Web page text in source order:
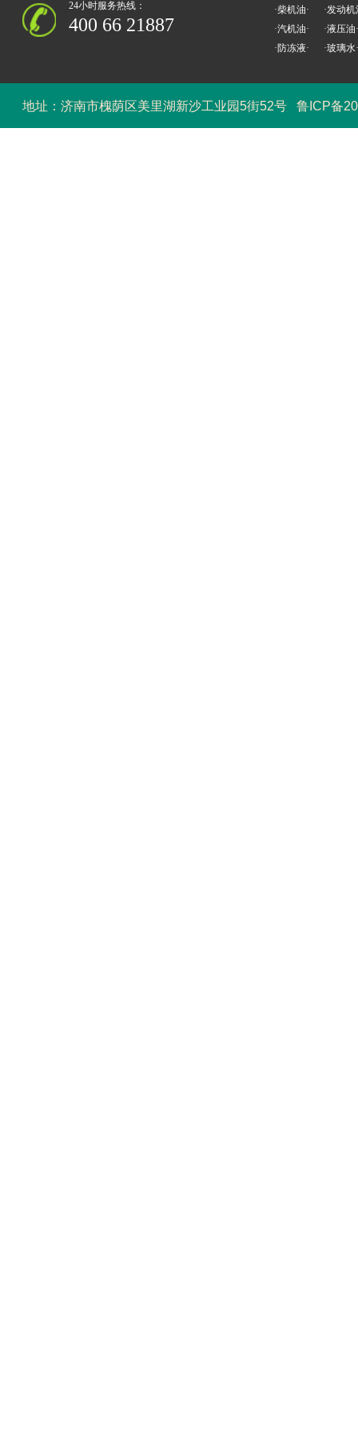
地址：济南市槐荫区美里湖新沙工业园5街52号 鲁ICP备
24小时服务热线：
400 66 21887
·柴机油·
·发动机
·汽机油·
·液压油·
·防冻液·
·玻璃水·